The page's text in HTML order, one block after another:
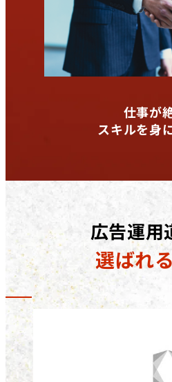
仕事が
スキルを身
広告運用
選ばれ